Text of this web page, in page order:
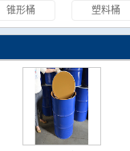
锥形桶 塑料桶